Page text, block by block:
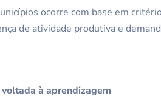
ocorre com base em
de atividade produtiva e
à aprendizagem